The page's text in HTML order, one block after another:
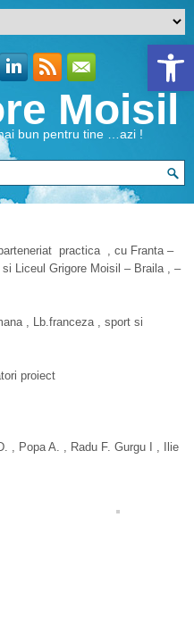
Moisil
bun pentru tine …azi !
practica , cu Franta –
Liceul Grigore Moisil – Braila , –
, Lb.franceza , sport si
proiect
, Popa A. , Radu F. Gurgu I , Ilie